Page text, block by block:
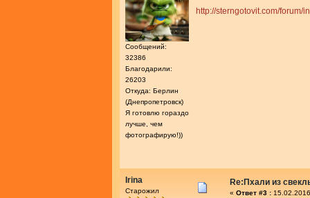
Сообщений:
32386
Благодарили:
26203
Откуда: Берлин
(Днепропетровск)
Я готовлю гораздо
лучше, чем
фотографирую!))
http://sterngotovit.com/forum/
Irina
Старожил
Re:Пхали из
« Ответ #3 :